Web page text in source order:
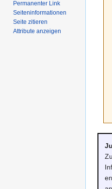
Zur
Zur
Permanenter Link
Seiten­­informationen
Seite zitieren
Attribute anzeigen